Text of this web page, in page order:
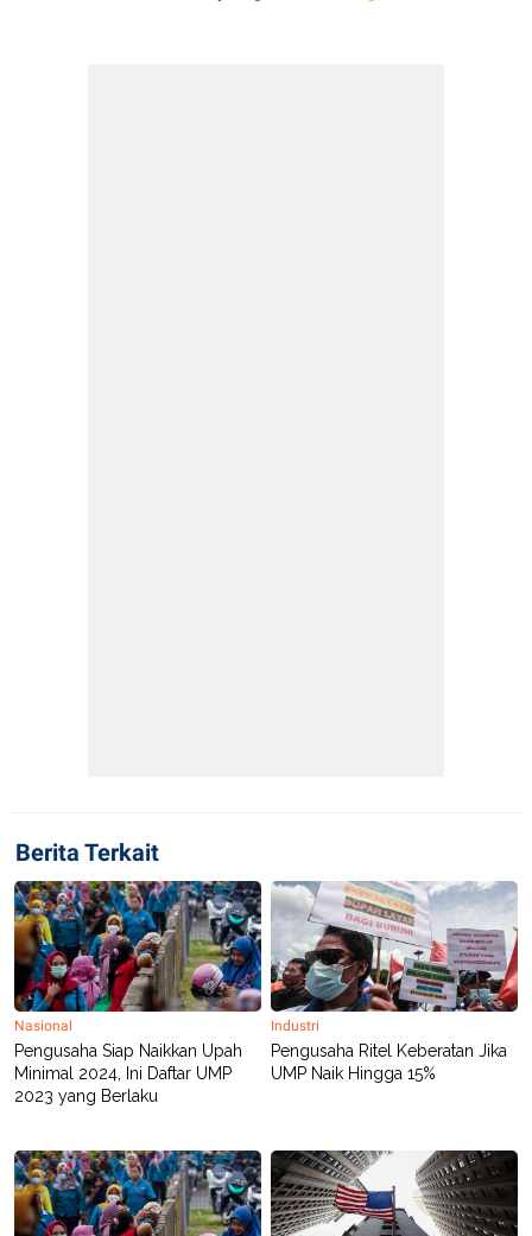
Berita Terkait
Nasional
Pengusaha Siap Naikkan Upah
Minimal 2024, Ini Daftar UMP
2023 yang Berlaku
Industri
Pengusaha Ritel Keberatan Jika
UMP Naik Hingga 15%